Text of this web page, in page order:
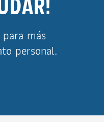
más
personal.